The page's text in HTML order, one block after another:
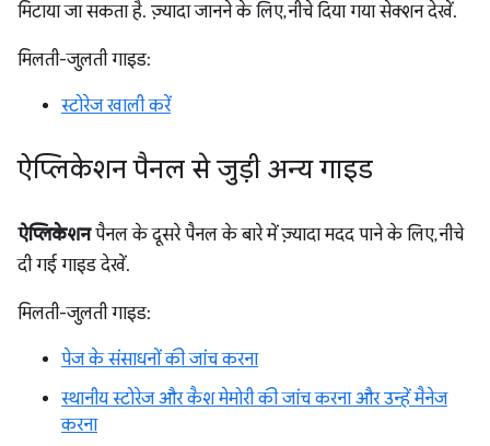
मिटाया जा सकता है. ज़्यादा जानने के लिए, नीचे दिया गया सेक्शन देखें.
मिलती-जुलती गाइड:
स्टोरेज खाली करें
ऐप्लिकेशन पैनल से जुड़ी अन्य गाइड
ऐप्लिकेशनपैनल के दूसरे पैनल के बारे में ज़्यादा मदद पाने के लिए, नीचे
दी गई गाइड देखें.
मिलती-जुलती गाइड:
पेज के संसाधनों की जांच करना
स्थानीय स्टोरेज और कैश मेमोरी की जांच करना और उन्हें मैनेज
करना